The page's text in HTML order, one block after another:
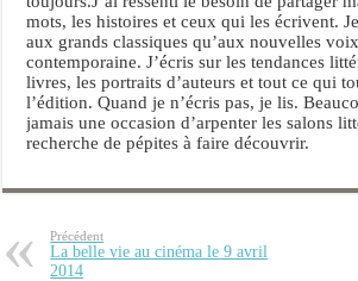
mots, les histoires et ceux qui les écrivent.
aux grands classiques qu’aux nouvelles
contemporaine. J’écris sur les tendances
livres, les portraits d’auteurs et tout ce qui
l’édition. Quand je n’écris pas, je lis.
jamais une occasion d’arpenter les salons
recherche de pépites à faire découvrir.
Précédent
La belle vie au cinéma le 9 avril
2014